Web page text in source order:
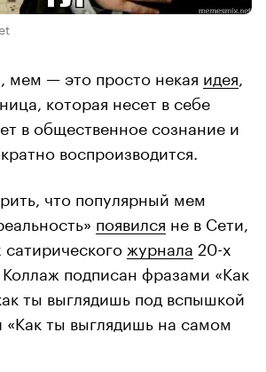
мем — это просто некая идея
которая несет в себе
в общественное сознание и
воспроизводится.
что популярный мем
появился не в Сети,
журнала 20-х
Коллаж подписан фразами «Как
ты выглядишь под вспышкой
ты выглядишь на самом